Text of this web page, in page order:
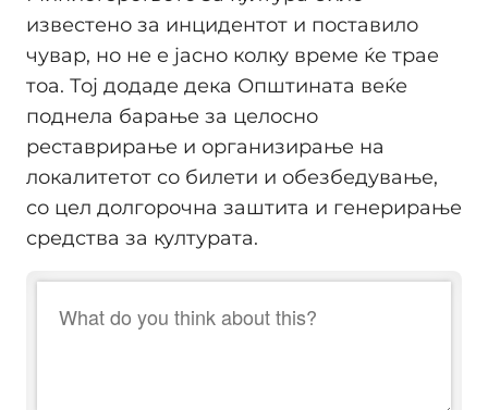
известено за инцидентот и поставило
чувар, но не е јасно колку време ќе трае
тоа. Тој додаде дека Општината веќе
поднела барање за целосно
реставрирање и организирање на
локалитетот со билети и обезбедување,
со цел долгорочна заштита и генерирање
средства за културата.